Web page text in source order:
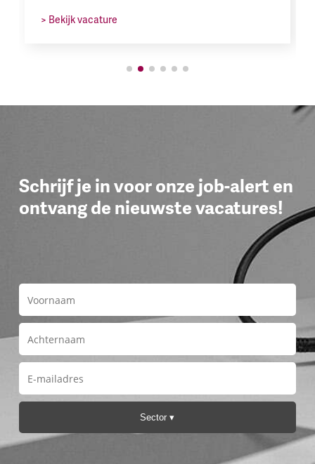
> Bekijk vacature
Schrijf je in voor onze job-alert en
ontvang de nieuwste vacatures!
Sector